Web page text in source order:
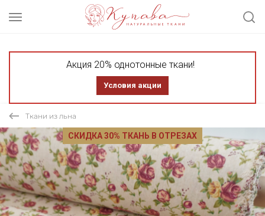
Акция 20% однотонные ткани!
Условия акции
Ткани из льна
СКИДКА 30% ТКАНЬ В ОТРЕЗАХ